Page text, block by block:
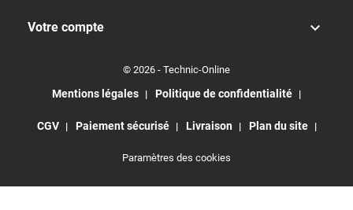
Votre compte 
© 2026 - Technic-Online
Mentions légales Politique de confidentialité
CGV Paiement sécurisé Livraison Plan du site
Paramètres des cookies